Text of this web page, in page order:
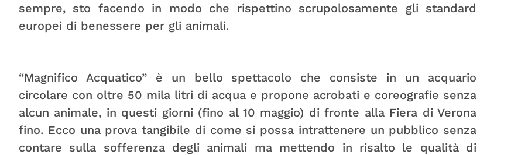
sempre, sto facendo in modo che rispettino scrupolosamente gli standard
europei di benessere per gli animali.
“Magnifico Acquatico” è un bello spettacolo che consiste in un acquario
circolare con oltre 50 mila litri di acqua e propone acrobati e coreografie senza
alcun animale, in questi giorni (fino al 10 maggio) di fronte alla Fiera di Verona
fino. Ecco una prova tangibile di come si possa intrattenere un pubblico senza
contare sulla sofferenza degli animali ma mettendo in risalto le qualità di